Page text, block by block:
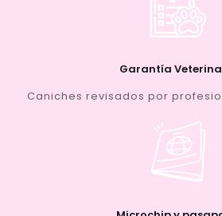
Garantía
Caniches revisados por